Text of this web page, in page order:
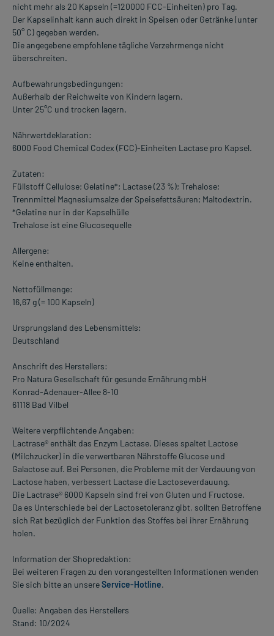
nicht mehr als 20 Kapseln (=120000 FCC-Einheiten) pro Tag.
Der Kapselinhalt kann auch direkt in Speisen oder Getränke (unter
50° C) gegeben werden.
Die angegebene empfohlene tägliche Verzehrmenge nicht
überschreiten.
Aufbewahrungsbedingungen:
Außerhalb der Reichweite von Kindern lagern.
Unter 25°C und trocken lagern.
Nährwertdeklaration:
6000 Food Chemical Codex (FCC)-Einheiten Lactase pro Kapsel.
Zutaten:
Füllstoff Cellulose; Gelatine*; Lactase (23 %); Trehalose;
Trennmittel Magnesiumsalze der Speisefettsäuren; Maltodextrin.
*Gelatine nur in der Kapselhülle
Trehalose ist eine Glucosequelle
Allergene:
Keine enthalten.
Nettofüllmenge:
16,67 g (= 100 Kapseln)
Ursprungsland des Lebensmittels:
Deutschland
Anschrift des Herstellers:
Pro Natura Gesellschaft für gesunde Ernährung mbH
Konrad-Adenauer-Allee 8-10
61118 Bad Vilbel
Weitere verpflichtende Angaben:
Lactrase® enthält das Enzym Lactase. Dieses spaltet Lactose
(Milchzucker) in die verwertbaren Nährstoffe Glucose und
Galactose auf. Bei Personen, die Probleme mit der Verdauung von
Lactose haben, verbessert Lactase die Lactoseverdauung.
Die Lactrase® 6000 Kapseln sind frei von Gluten und Fructose.
Da es Unterschiede bei der Lactosetoleranz gibt, sollten Betroffene
sich Rat bezüglich der Funktion des Stoffes bei ihrer Ernährung
holen.
Information der Shopredaktion:
Bei weiteren Fragen zu den vorangestellten Informationen wenden
Sie sich bitte an unsereService-Hotline.
Quelle: Angaben des Herstellers
Stand: 10/2024